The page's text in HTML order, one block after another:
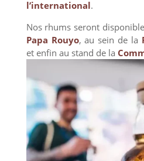
l’international.
Nos rhums seront
Papa Rouyo, au sein de la
et enfin au stand de la